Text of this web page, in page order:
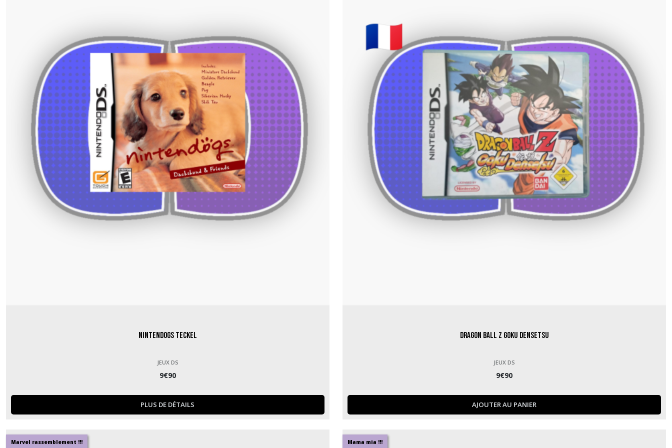
Nintendogs Teckel
JEUX DS
9€90
PLUS DE DÉTAILS
Dragon Ball Z Goku Densetsu
JEUX DS
9€90
AJOUTER AU PANIER
Marvel rassemblement !!! Mama mia !!!